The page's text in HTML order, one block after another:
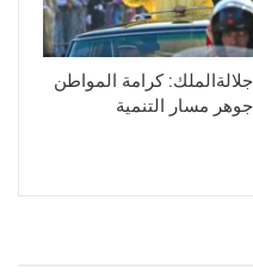
جلالةالملك: كرامة المواطن
جوهر مسار التنمية